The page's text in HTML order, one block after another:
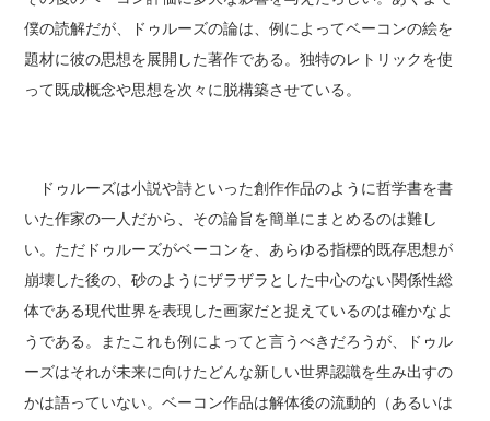
僕の読解だが、ドゥルーズの論は、例によってベーコンの絵を
題材に彼の思想を展開した著作である。独特のレトリックを使
って既成概念や思想を次々に脱構築させている。
ドゥルーズは小説や詩といった創作作品のように哲学書を書
いた作家の一人だから、その論旨を簡単にまとめるのは難し
い。ただドゥルーズがベーコンを、あらゆる指標的既存思想が
崩壊した後の、砂のようにザラザラとした中心のない関係性総
体である現代世界を表現した画家だと捉えているのは確かなよ
うである。またこれも例によってと言うべきだろうが、ドゥル
ーズはそれが未来に向けたどんな新しい世界認識を生み出すの
かは語っていない。ベーコン作品は解体後の流動的（あるいは